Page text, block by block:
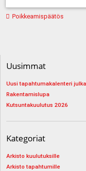
Artikkelien
Poikkeamispäätös
Uusimmat
Uusi tapahtumakalenteri
Rakentamislupa
Kutsuntakuulutus 2026
Kategoriat
Arkisto kuulutuksille
Arkisto tapahtumille